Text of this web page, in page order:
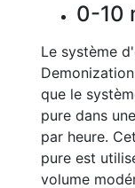
0-10
Le système
que le
pure dans
par heure.
pure est
volume